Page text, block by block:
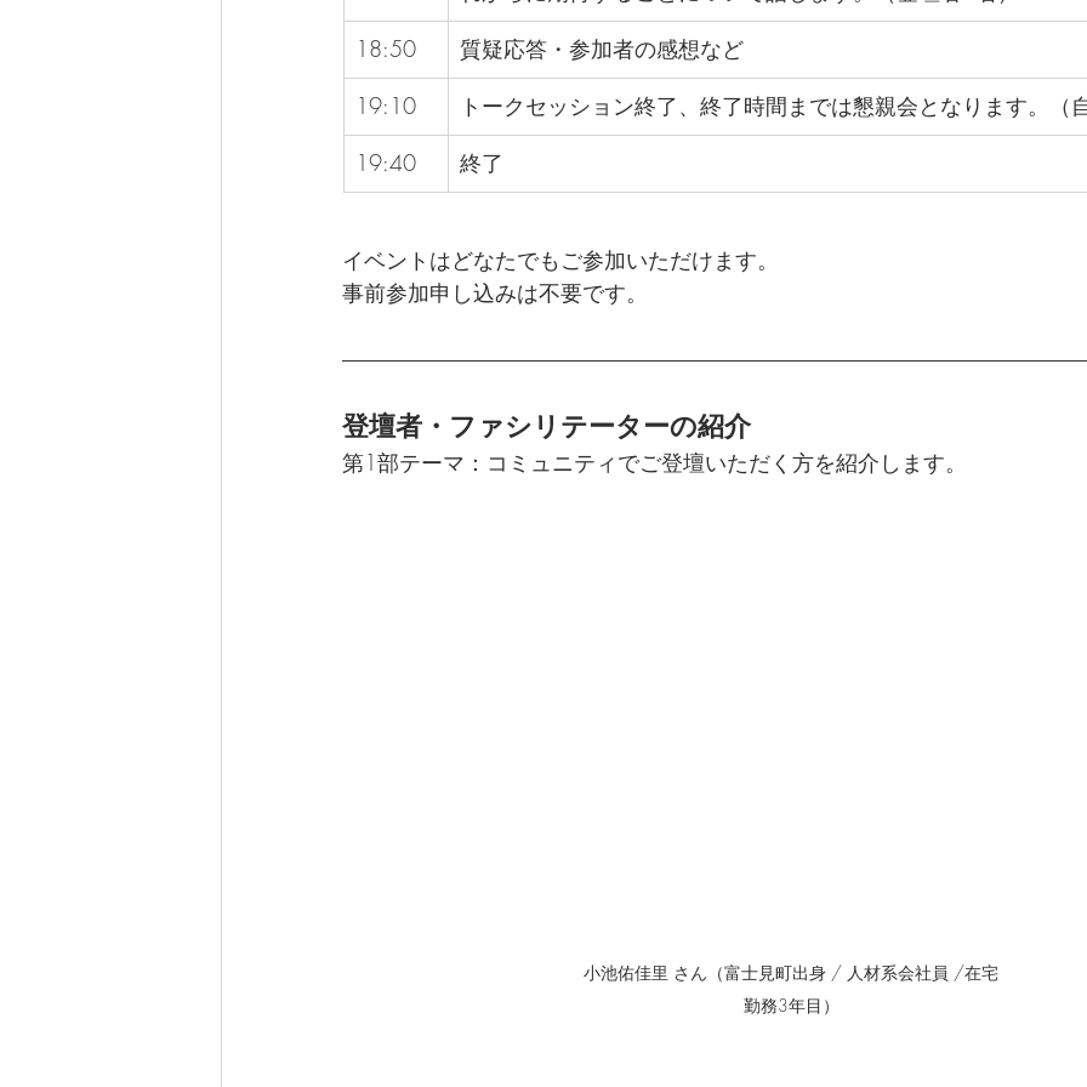
18:50
質疑応答・参加者の感想など
19:10
トークセッション終了、終了時間までは懇親会となります。（
19:40
終了
イベントはどなたでもご参加いただけます。
事前参加申し込みは不要です。
登壇者・ファシリテーターの紹介
第1部テーマ：コミュニティでご登壇いただく方を紹介します。
小池佑佳里 さん（富士見町出身 / 人材系会社員 /在宅
勤務3年目）